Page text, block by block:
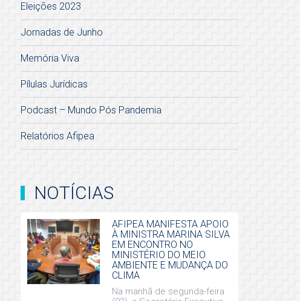
Eleições 2023
Jornadas de Junho
Memória Viva
Pílulas Jurídicas
Podcast – Mundo Pós Pandemia
Relatórios Afipea
NOTÍCIAS
AFIPEA MANIFESTA APOIO
À MINISTRA MARINA SILVA
EM ENCONTRO NO
MINISTÉRIO DO MEIO
AMBIENTE E MUDANÇA DO
CLIMA
Na manhã de segunda-feira